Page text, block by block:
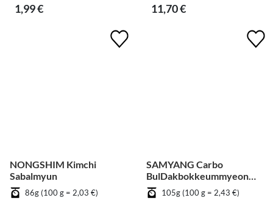
1,99 € 11,70 €
NONGSHIM Kimchi
Sabalmyun
86g (100 g = 2,03 €)
SAMYANG Carbo
BulDakbokkeummyeon
Big Cup105g (100 g = 2,43 €)